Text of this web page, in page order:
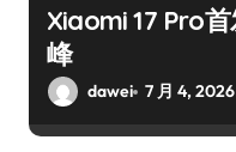
Xiaomi 17 Pro
峰
dawei 7 月 4, 2026